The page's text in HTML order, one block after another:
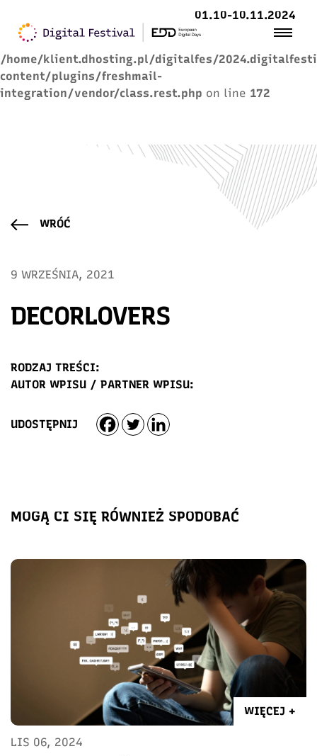
Warning : Trying to access array offset on value of
type null in
/home/klient.dhosting.pl/digitalfes/
content/plugins/freshmail-
integration/vendor/class.rest.php on line 172
01.10-10.11.2024
WRÓĆ
9 WRZEŚNIA, 2021
DECORLOVERS
RODZAJ TREŚCI:
AUTOR WPISU / PARTNER WPISU:
UDOSTĘPNIJ
MOGĄ CI SIĘ RÓWNIEŻ SPODOBAĆ
WIĘCEJ +
LIS 06, 2024